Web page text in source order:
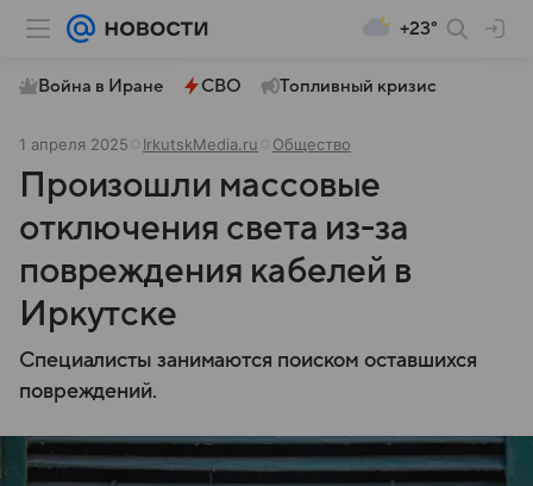
+23°
Война в Иране СВО Топливный кризис
1 апреля 2025 IrkutskMedia.ru Общество
Произошли массовые
отключения света из-за
повреждения кабелей в
Иркутске
Специалисты занимаются поиском оставшихся
повреждений.